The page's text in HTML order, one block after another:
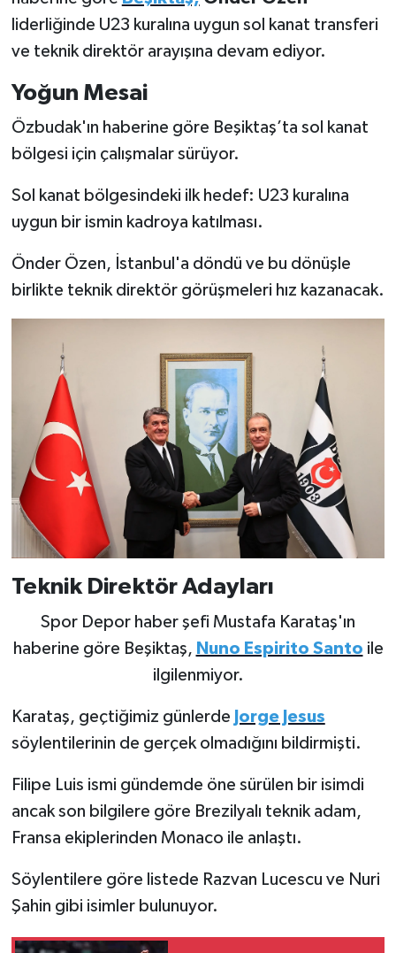
liderliğinde U23 kuralına uygun sol kanat transferi
ve teknik direktör arayışına devam ediyor.
Yoğun Mesai
Özbudak'ın haberine göre Beşiktaş’ta sol kanat
bölgesi için çalışmalar sürüyor.
Sol kanat bölgesindeki ilk hedef: U23 kuralına
uygun bir ismin kadroya katılması.
Önder Özen, İstanbul'a döndü ve bu dönüşle
birlikte teknik direktör görüşmeleri hız kazanacak.
Teknik Direktör Adayları
Spor Depor haber şefi Mustafa Karataş'ın
haberine göre Beşiktaş, Nuno Espirito Santo ile
ilgilenmiyor.
Karataş, geçtiğimiz günlerde Jorge Jesus
söylentilerinin de gerçek olmadığını bildirmişti.
Filipe Luis ismi gündemde öne sürülen bir isimdi
ancak son bilgilere göre Brezilyalı teknik adam,
Fransa ekiplerinden Monaco ile anlaştı.
Söylentilere göre listede Razvan Lucescu ve Nuri
Şahin gibi isimler bulunuyor.
Türkiye Basketbol Ligi
Kadınlar Basketbol Ligi
Diğer Basketbol Ligleri
Atletizm
Hentbol
Bisiklet
Boks
Güreş
Halter
Motor Sporları
Su Sporları
Diğer Spor Dalları